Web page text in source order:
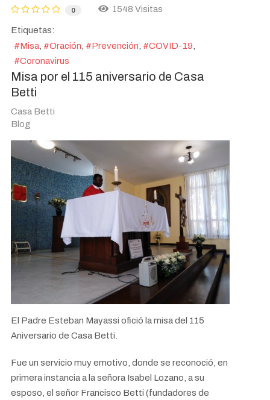
0 1548 Visitas
Etiquetas:
Misa
Oración Prevención
COVID-19
Coronavirus
Misa por el 115 aniversario de Casa
Betti
Casa Betti
Blog
El Padre Esteban Mayassi ofició la misa del 115
Aniversario de Casa Betti.
Fue un servicio muy emotivo, donde se reconoció, en
primera instancia a la señora Isabel Lozano, a su
esposo, el señor Francisco Betti (fundadores de